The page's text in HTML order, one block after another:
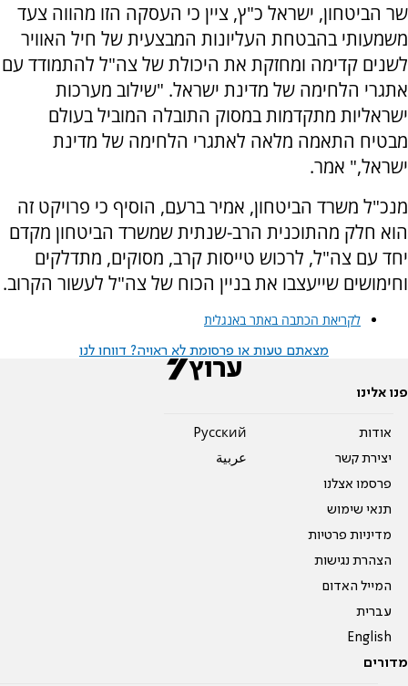
שר הביטחון, ישראל כ"ץ, ציין כי העסקה הזו מהווה צעד
משמעותי בהבטחת העליונות המבצעית של חיל האוויר
לשנים קדימה ומחזקת את היכולת של צה"ל להתמודד עם
אתגרי הלחימה של מדינת ישראל. "שילוב מערכות
ישראליות מתקדמות במסוק התובלה המוביל בעולם
מבטיח התאמה מלאה לאתגרי הלחימה של מדינת
ישראל," אמר.
מנכ"ל משרד הביטחון, אמיר ברעם, הוסיף כי פרויקט זה
הוא חלק מהתוכנית הרב-שנתית שמשרד הביטחון מקדם
יחד עם צה"ל, לרכוש טייסות קרב, מסוקים, מתדלקים
וחימושים שייעצבו את בניין הכוח של צה"ל לעשור הקרוב.
לקריאת הכתבה באתר באנגלית
מצאתם טעות או פרסומת לא ראויה? דווחו לנו
פנו אלינו
אודות
יצירת קשר
פרסמו אצלנו
תנאי שימוש
מדיניות פרטיות
הצהרת נגישות
המייל האדום
עברית
English
Pусский
عربية
מדורים